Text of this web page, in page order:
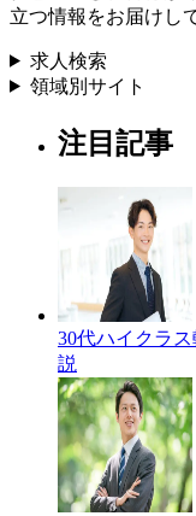
立つ情報をお届けし
求人検索
領域別サイト
注目記事
30代ハイクラ
説